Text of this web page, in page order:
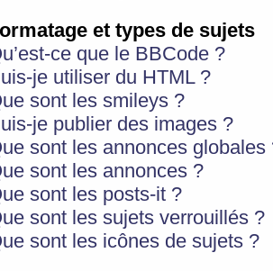
et types de sujets
ce que le BBCode ?
je utiliser du HTML ?
sont les smileys ?
je publier des images ?
sont les annonces globales
sont les annonces ?
sont les posts-it ?
sont les sujets verrouillés ?
sont les icônes de sujets ?